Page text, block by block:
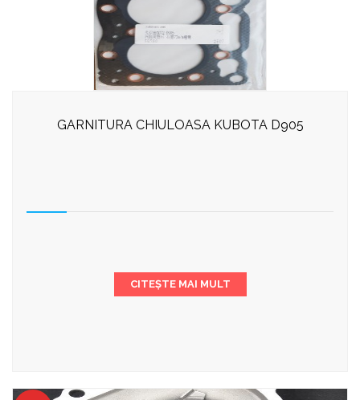
GARNITURA CHIULOASA KUBOTA D905
CITEȘTE MAI MULT